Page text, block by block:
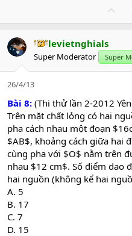
t
i
o
n
p
o
t
e
levietnghials
Super Moderator Super
26/4/13
Bài 8: (Thi thử lần 2-2012
Trên mặt chất lỏng có hai
pha cách nhau một đoạn
$AB$, khoảng cách giữa hai
cùng pha với $O$ nằm trên
nhau $12 cm$. Số điểm dao
hai nguồn (không kể hai
A. 5
B. 17
C. 7
D. 15